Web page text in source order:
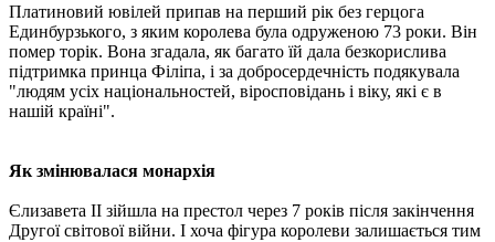
Платиновий ювілей припав на перший рік без герцога
Единбурзького, з яким королева була одруженою 73 роки. Він
помер торік. Вона згадала, як багато їй дала безкорислива
підтримка принца Філіпа, і за добросердечність подякувала
"людям усіх національностей, віросповідань і віку, які є в
нашій країні".
Як змінювалася монархія
Єлизавета II зійшла на престол через 7 років після закінчення
Другої світової війни. І хоча фігура королеви залишається тим